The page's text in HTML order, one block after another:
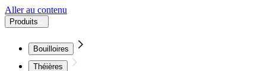
Aller au contenu
Produits
Bouilloires
Théières